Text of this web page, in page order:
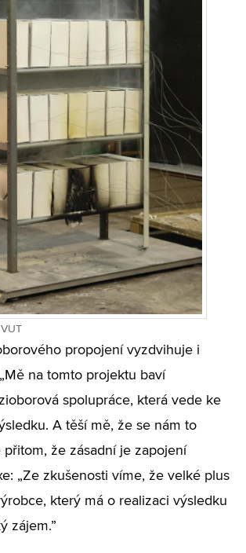
propojení vyzdvihuje i
na tomto projektu baví
spolupráce, která vede ke
A těší mě, že se nám to
přitom, že zásadní je zapojení
„Ze zkušenosti víme, že velké plus
který má o realizaci výsledku
zájem.”